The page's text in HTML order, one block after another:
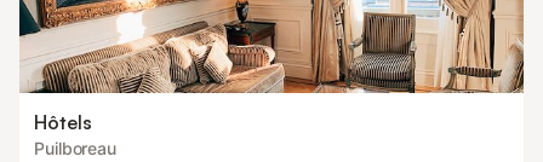
Hôtels
Puilboreau